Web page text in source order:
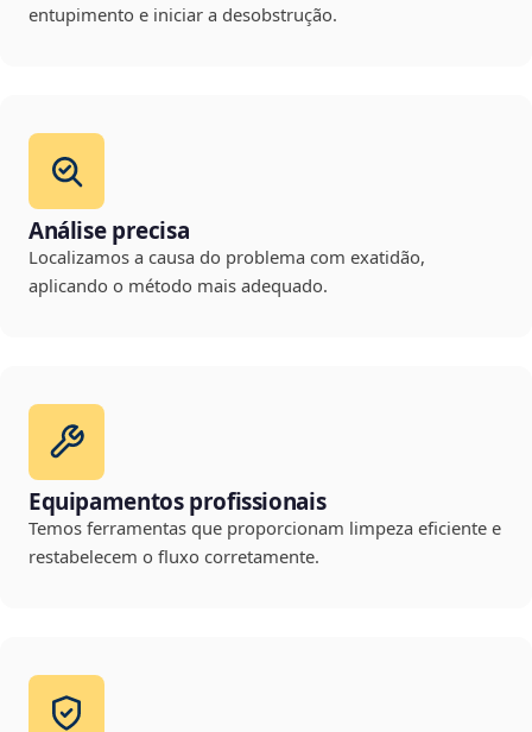
entupimento e iniciar a desobstrução.
Análise precisa
Localizamos a causa do problema com exatidão,
aplicando o método mais adequado.
Equipamentos profissionais
Temos ferramentas que proporcionam limpeza eficiente e
restabelecem o fluxo corretamente.